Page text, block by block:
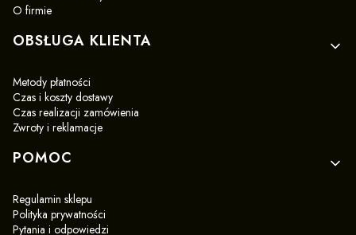
O firmie
OBSŁUGA KLIENTA
Metody płatności
Czas i koszty dostawy
Czas realizacji zamówienia
Zwroty i reklamacje
POMOC
Regulamin sklepu
Polityka prywatności
Pytania i odpowiedzi